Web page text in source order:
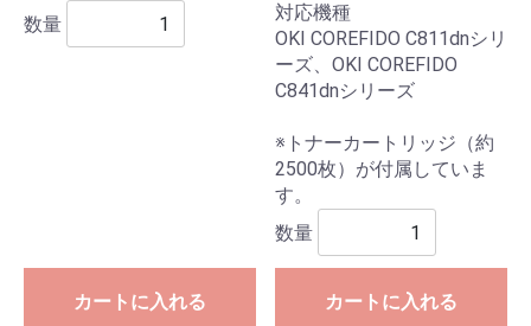
数量
カートに入れる
対応機種
OKI COREFIDO C811dnシリ
ーズ、OKI COREFIDO
C841dnシリーズ
※トナーカートリッジ（約
2500枚）が付属していま
す。
数量
カートに入れる